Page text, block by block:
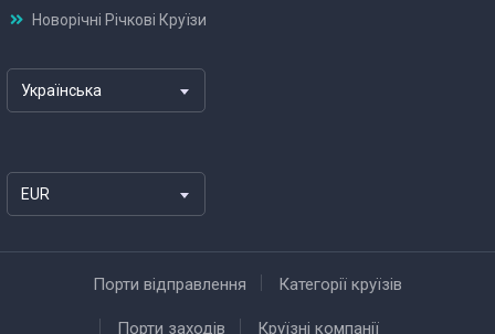
Новорічні Річкові Круїзи
Українська
EUR
Порти відправлення Категорії круїзів
Порти заходів Круїзні компанії